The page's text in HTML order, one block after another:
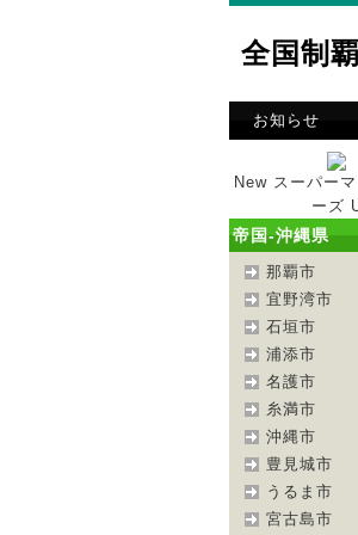
全国制
お知らせ
New スーパー
ーズ
帝国-沖縄県
那覇市
宜野湾市
石垣市
浦添市
名護市
糸満市
沖縄市
豊見城市
うるま市
宮古島市